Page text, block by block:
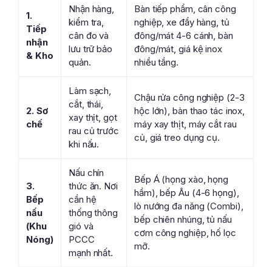
1.
Tiếp
nhận
& Kho
Nhận hàng,
kiểm tra,
cân đo và
lưu trữ bảo
quản.
Bàn tiếp phẩm, cân công
nghiệp, xe đẩy hàng, tủ
đông/mát 4-6 cánh, bàn
đông/mát, giá kệ inox
nhiều tầng.
2. Sơ
chế
Làm sạch,
cắt, thái,
xay thịt, gọt
rau củ trước
khi nấu.
Chậu rửa công nghiệp (2-3
hộc lớn), bàn thao tác inox,
máy xay thịt, máy cắt rau
củ, giá treo dụng cụ.
3.
Bếp
nấu
(Khu
Nóng)
Nấu chín
thức ăn. Nơi
cần hệ
thống thông
gió và
PCCC
mạnh nhất.
Bếp Á (họng xào, họng
hầm), bếp Âu (4-6 họng),
lò nướng đa năng (Combi),
bếp chiên nhúng, tủ nấu
cơm công nghiệp, hố lọc
mỡ.